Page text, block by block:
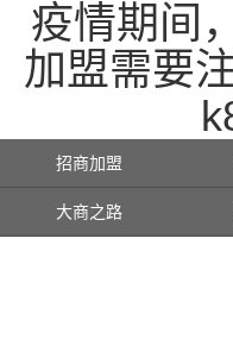
疫情期间
加盟需要
招商加盟
大商之路